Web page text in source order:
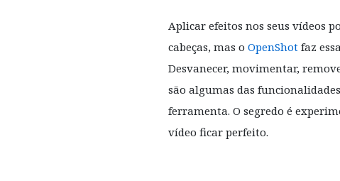
Aplicar efeitos nos seus vídeos
cabeças, mas o OpenShot faz
Desvanecer, movimentar,
são algumas das
ferramenta. O segredo é
vídeo ficar perfeito.